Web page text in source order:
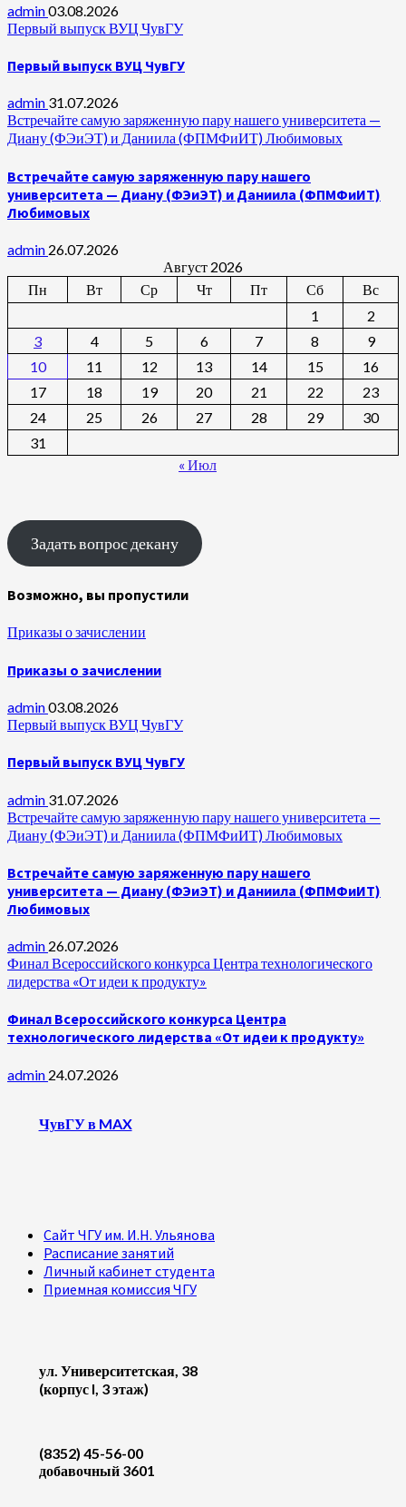
admin03.08.2026
Первый выпуск ВУЦ ЧувГУ
Первый выпуск ВУЦ ЧувГУ
admin 31.07.2026
Встречайте самую заряженную пару нашего университета —
Диану (ФЭиЭТ) и Даниила (ФПМФиИТ) Любимовых
Встречайте самую заряженную пару нашего
университета — Диану (ФЭиЭТ) и Даниила (ФПМФиИТ)
Любимовых
admin 26.07.2026
Август 2026
Пн
Вт Ср Чт Пт Сб
Вс
1
2
3
4 5 6 7 8
9
10
11 12 13 14 15
16
17
18 19 20 21 22
23
24
25 26 27 28 29
30
31
« Июл
Задать вопрос декану
Возможно, вы пропустили
Приказы о зачислении
Приказы о зачислении
admin03.08.2026
Первый выпуск ВУЦ ЧувГУ
Первый выпуск ВУЦ ЧувГУ
admin 31.07.2026
Встречайте самую заряженную пару нашего университета —
Диану (ФЭиЭТ) и Даниила (ФПМФиИТ) Любимовых
Встречайте самую заряженную пару нашего
университета — Диану (ФЭиЭТ) и Даниила (ФПМФиИТ)
Любимовых
admin 26.07.2026
Финал Всероссийского конкурса Центра технологического
лидерства «От идеи к продукту»
Финал Всероссийского конкурса Центра
технологического лидерства «От идеи к продукту»
admin 24.07.2026
ЧувГУ в MAX
Сайт ЧГУ им. И.Н. Ульянова
Расписание занятий
Личный кабинет студента
Приемная комиссия ЧГУ
ул. Университетская, 38
(корпус I, 3 этаж)
(8352) 45-56-00
добавочный 3601